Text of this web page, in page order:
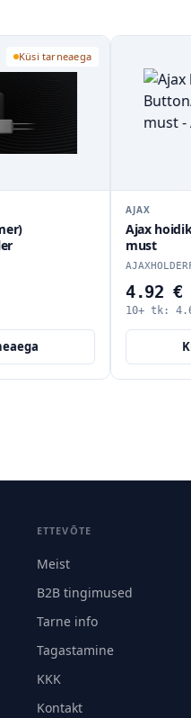
Küsi tarneaega
Button/DoubleButton
Küsi tarneaega
ETTEVÕTE
Meist
B2B tingimused
Tarne info
Tagastamine
KKK
Kontakt